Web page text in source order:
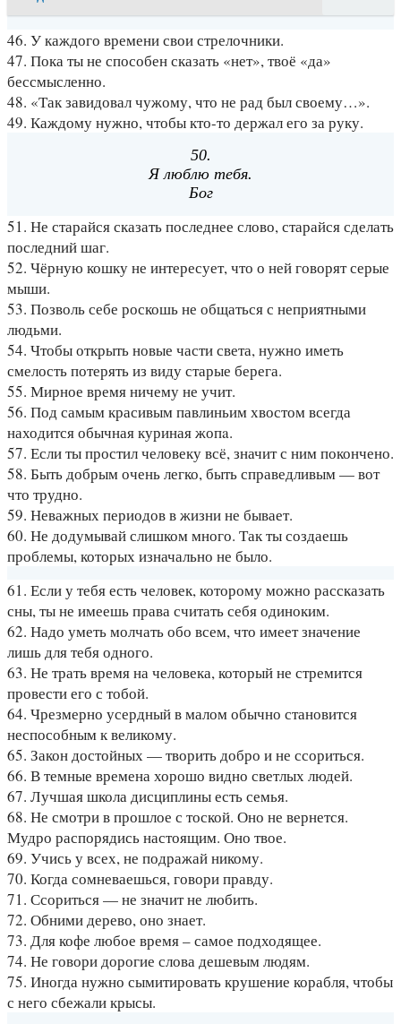
46. У каждого времени свои стрелочники.
47. Пока ты не способен сказать «нет», твоё «да»
бессмысленно.
48. «Так завидовал чужому, что не рад был своему…».
49. Каждому нужно, чтобы кто-то держал его за руку.
50.
Я люблю тебя.
Бог
51. Не старайся сказать последнее слово, старайся сделать
последний шаг.
52. Чёрную кошку не интересует, что о ней говорят серые
мыши.
53. Позволь себе роскошь не общаться с неприятными
людьми.
54. Чтобы открыть новые части света, нужно иметь
смелость потерять из виду старые берега.
55. Мирное время ничему не учит.
56. Под самым красивым павлиньим хвостом всегда
находится обычная куриная жопa.
57. Если ты простил человеку всё, значит с ним покончено.
58. Быть добрым очень легко, быть справедливым — вот
что трудно.
59. Неважных периодов в жизни не бывает.
60. Не додумывай слишком много. Так ты создаешь
проблемы, которых изначально не было.
61. Если у тебя есть человек, которому можно рассказать
сны, ты не имеешь права считать себя одиноким.
62. Надо уметь молчать обо всем, что имеет значение
лишь для тебя одного.
63. Не трать время на человека, который не стремится
провести его с тобой.
64. Чрезмерно усердный в малом обычно становится
неспособным к великому.
65. Закон достойных — творить добро и не ссориться.
66. В темные времена хорошо видно светлых людей.
67. Лучшая школа дисциплины есть семья.
68. Не смотри в прошлое с тоской. Оно не вернется.
Мудро распорядись настоящим. Оно твое.
69. Учись у всех, не подражай никому.
70. Когда сомневаешься, говори правду.
71. Ссориться — не значит не любить.
72. Обними дерево, оно знает.
73. Для кофе любое время – самое подходящее.
74. Не говори дорогие слова дешевым людям.
75. Иногда нужно сымитировать крушение корабля, чтобы
с него сбежали крысы.